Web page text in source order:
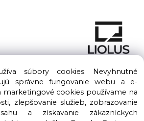
2026 LIOLUS s.r.o. Všetky práva vyhradené.
súbory cookies. Nevyhnutné
správne fungovanie webu a e-
marketingové cookies používame na
zlepšovanie služieb, zobrazovanie
a získavanie zákazníckych